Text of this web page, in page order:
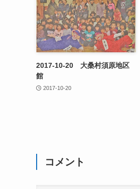
2017-10-20 大桑村須原地区
館
2017-10-20
コメント